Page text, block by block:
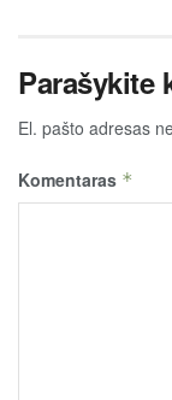
Parašykite
El. pašto adresas
Komentaras *